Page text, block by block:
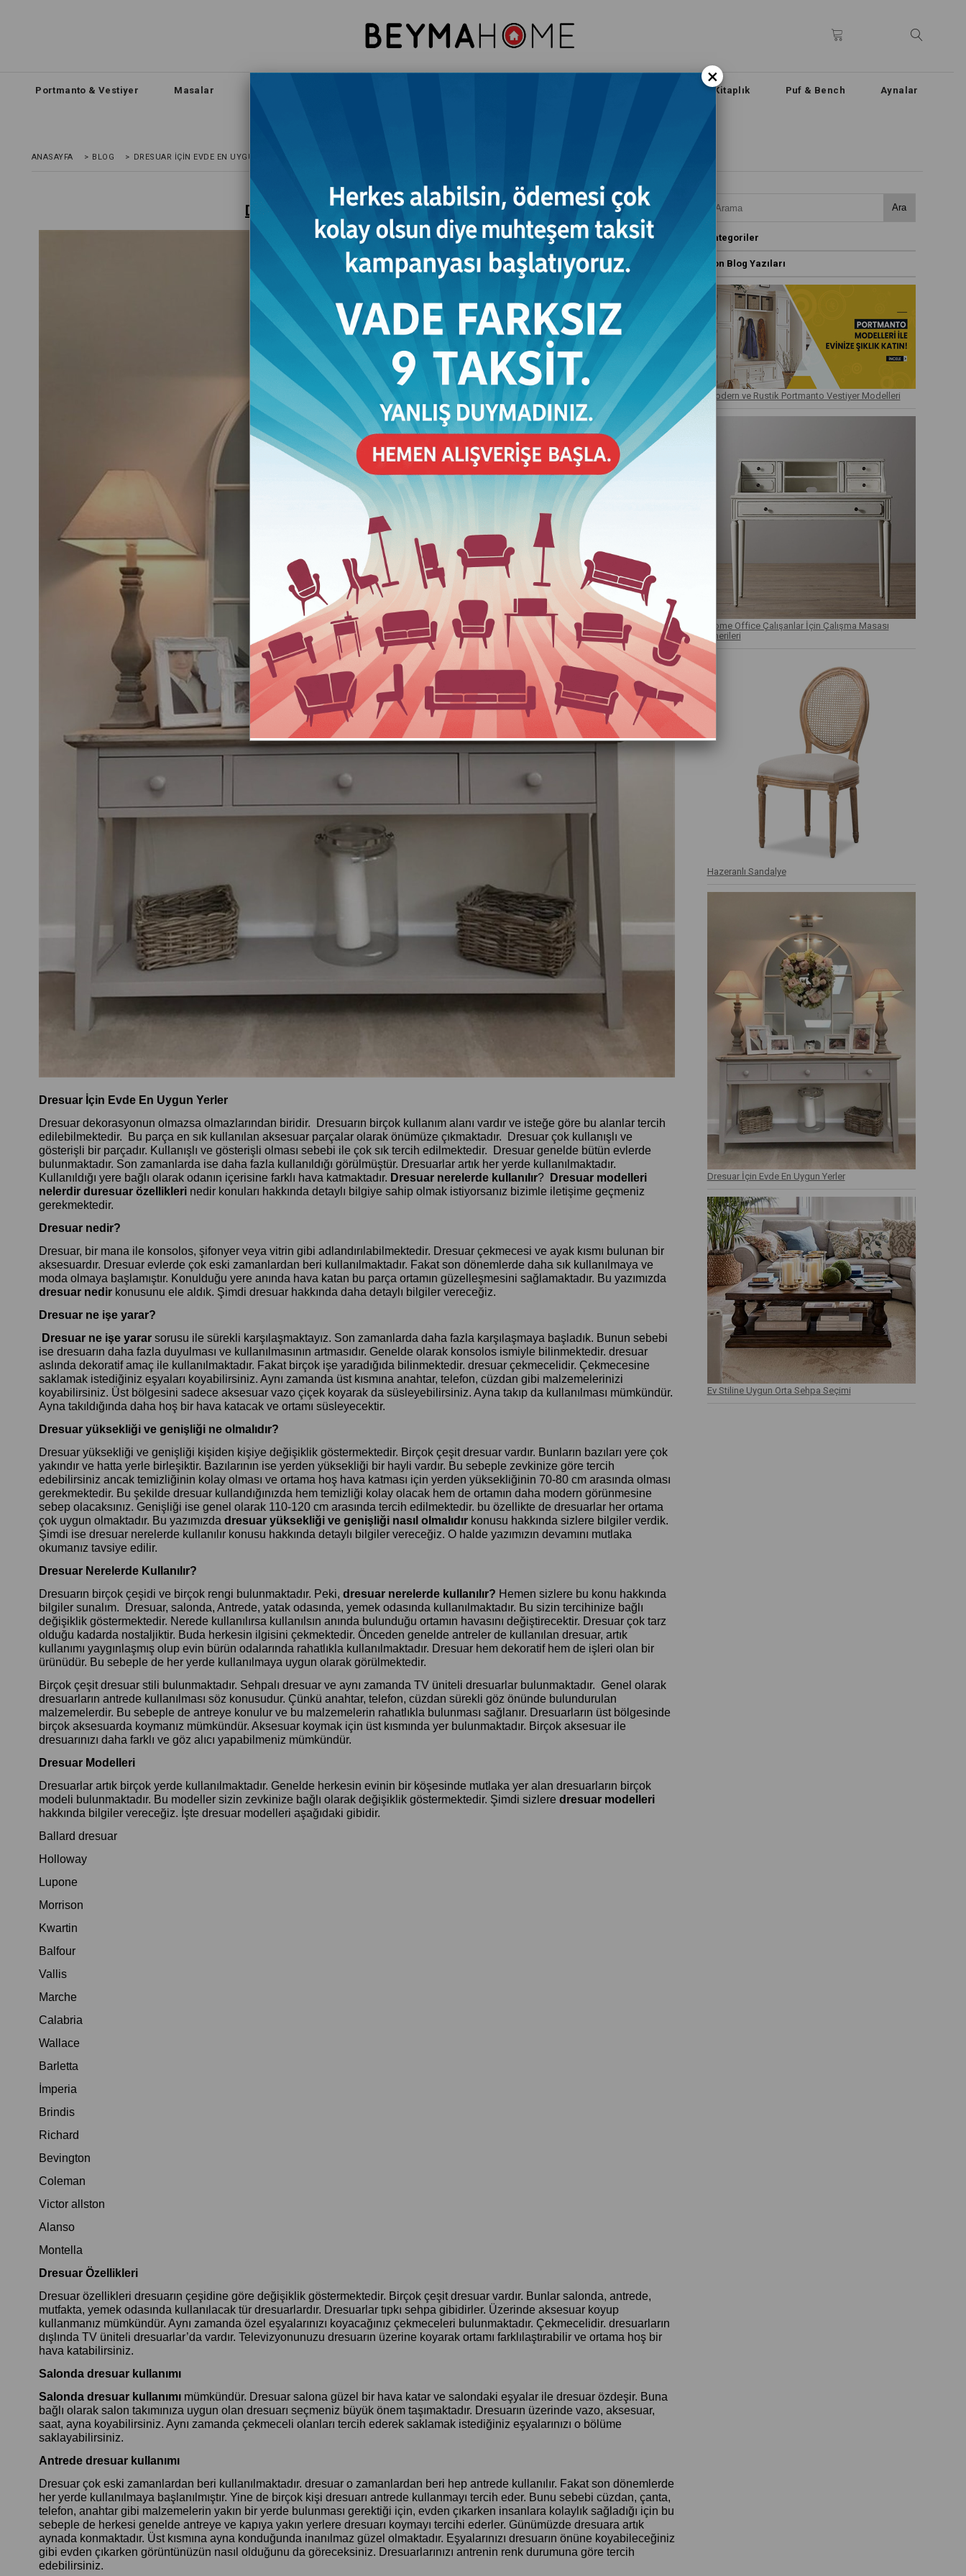
Portmanto & Vestiyer Masalar Kitaplık Puf & Bench Aynalar
ANASAYFA > BLOG > DRESUAR İÇIN EVDE EN UYGUN YERLER
Dresuar İçin Evde En Uygun Yerler
Dresuar İçin Evde En Uygun Yerler
Dresuar dekorasyonun olmazsa olmazlarından biridir. Dresuarın birçok kullanım alanı vardır ve isteğe göre bu alanlar tercih
edilebilmektedir. Bu parça en sık kullanılan aksesuar parçalar olarak önümüze çıkmaktadır. Dresuar çok kullanışlı ve
gösterişli bir parçadır. Kullanışlı ve gösterişli olması sebebi ile çok sık tercih edilmektedir. Dresuar genelde bütün evlerde
bulunmaktadır. Son zamanlarda ise daha fazla kullanıldığı görülmüştür. Dresuarlar artık her yerde kullanılmaktadır.
Kullanıldığı yere bağlı olarak odanın içerisine farklı hava katmaktadır. Dresuar nerelerde kullanılır?
Dresuar modelleri
nelerdir duresuar özelliklerinedir konuları hakkında detaylı bilgiye sahip olmak istiyorsanız bizimle iletişime geçmeniz
gerekmektedir.
Dresuar nedir?
Dresuar, bir mana ile konsolos, şifonyer veya vitrin gibi adlandırılabilmektedir. Dresuar çekmecesi ve ayak kısmı bulunan bir
aksesuardır. Dresuar evlerde çok eski zamanlardan beri kullanılmaktadır. Fakat son dönemlerde daha sık kullanılmaya ve
moda olmaya başlamıştır. Konulduğu yere anında hava katan bu parça ortamın güzelleşmesini sağlamaktadır. Bu yazımızda
dresuar nedirkonusunu ele aldık. Şimdi dresuar hakkında daha detaylı bilgiler vereceğiz.
Dresuar ne işe yarar?
Dresuar ne işe yararsorusu ile sürekli karşılaşmaktayız. Son zamanlarda daha fazla karşılaşmaya başladık. Bunun sebebi
ise dresuarın daha fazla duyulması ve kullanılmasının artmasıdır. Genelde olarak konsolos ismiyle bilinmektedir. dresuar
aslında dekoratif amaç ile kullanılmaktadır. Fakat birçok işe yaradığıda bilinmektedir. dresuar çekmecelidir. Çekmecesine
saklamak istediğiniz eşyaları koyabilirsiniz. Aynı zamanda üst kısmına anahtar, telefon, cüzdan gibi malzemelerinizi
koyabilirsiniz. Üst bölgesini sadece aksesuar vazo çiçek koyarak da süsleyebilirsiniz. Ayna takıp da kullanılması mümkündür.
Ayna takıldığında daha hoş bir hava katacak ve ortamı süsleyecektir.
Dresuar yüksekliği ve genişliği ne olmalıdır?
Dresuar yüksekliği ve genişliği kişiden kişiye değişiklik göstermektedir. Birçok çeşit dresuar vardır. Bunların bazıları yere çok
yakındır ve hatta yerle birleşiktir. Bazılarının ise yerden yüksekliği bir hayli vardır. Bu sebeple zevkinize göre tercih
edebilirsiniz ancak temizliğinin kolay olması ve ortama hoş hava katması için yerden yüksekliğinin 70-80 cm arasında olması
gerekmektedir. Bu şekilde dresuar kullandığınızda hem temizliği kolay olacak hem de ortamın daha modern görünmesine
sebep olacaksınız. Genişliği ise genel olarak 110-120 cm arasında tercih edilmektedir. bu özellikte de dresuarlar her ortama
çok uygun olmaktadır. Bu yazımızda dresuar yüksekliği ve genişliği nasıl olmalıdırkonusu hakkında sizlere bilgiler verdik.
Şimdi ise dresuar nerelerde kullanılır konusu hakkında detaylı bilgiler vereceğiz. O halde yazımızın devamını mutlaka
okumanız tavsiye edilir.
Dresuar Nerelerde Kullanılır?
Dresuarın birçok çeşidi ve birçok rengi bulunmaktadır. Peki, dresuar nerelerde kullanılır? Hemen sizlere bu konu hakkında
bilgiler sunalım. Dresuar, salonda, Antrede, yatak odasında, yemek odasında kullanılmaktadır. Bu sizin tercihinize bağlı
değişiklik göstermektedir. Nerede kullanılırsa kullanılsın anında bulunduğu ortamın havasını değiştirecektir. Dresuar çok tarz
olduğu kadarda nostaljiktir. Buda herkesin ilgisini çekmektedir. Önceden genelde antreler de kullanılan dresuar, artık
kullanımı yaygınlaşmış olup evin bürün odalarında rahatlıkla kullanılmaktadır. Dresuar hem dekoratif hem de işleri olan bir
ürünüdür. Bu sebeple de her yerde kullanılmaya uygun olarak görülmektedir.
Birçok çeşit dresuar stili bulunmaktadır. Sehpalı dresuar ve aynı zamanda TV üniteli dresuarlar bulunmaktadır. Genel olarak
dresuarların antrede kullanılması söz konusudur. Çünkü anahtar, telefon, cüzdan sürekli göz önünde bulundurulan
malzemelerdir. Bu sebeple de antreye konulur ve bu malzemelerin rahatlıkla bulunması sağlanır. Dresuarların üst bölgesinde
birçok aksesuarda koymanız mümkündür. Aksesuar koymak için üst kısmında yer bulunmaktadır. Birçok aksesuar ile
dresuarınızı daha farklı ve göz alıcı yapabilmeniz mümkündür.
Dresuar Modelleri
Dresuarlar artık birçok yerde kullanılmaktadır. Genelde herkesin evinin bir köşesinde mutlaka yer alan dresuarların birçok
modeli bulunmaktadır. Bu modeller sizin zevkinize bağlı olarak değişiklik göstermektedir. Şimdi sizlere dresuar modelleri
hakkında bilgiler vereceğiz. İşte dresuar modelleri aşağıdaki gibidir.
Ballard dresuar
Holloway
Lupone
Morrison
Kwartin
Balfour
Vallis
Marche
Calabria
Wallace
Barletta
İmperia
Brindis
Richard
Bevington
Coleman
Victor allston
Alanso
Montella
Dresuar Özellikleri
Dresuar özellikleri dresuarın çeşidine göre değişiklik göstermektedir. Birçok çeşit dresuar vardır. Bunlar salonda, antrede,
mutfakta, yemek odasında kullanılacak tür dresuarlardır. Dresuarlar tıpkı sehpa gibidirler. Üzerinde aksesuar koyup
kullanmanız mümkündür. Aynı zamanda özel eşyalarınızı koyacağınız çekmeceleri bulunmaktadır. Çekmecelidir. dresuarların
dışlında TV üniteli dresuarlar’da vardır. Televizyonunuzu dresuarın üzerine koyarak ortamı farklılaştırabilir ve ortama hoş bir
hava katabilirsiniz.
Salonda dresuar kullanımı
Salonda dresuar kullanımımümkündür. Dresuar salona güzel bir hava katar ve salondaki eşyalar ile dresuar özdeşir. Buna
bağlı olarak salon takımınıza uygun olan dresuarı seçmeniz büyük önem taşımaktadır. Dresuarın üzerinde vazo, aksesuar,
saat, ayna koyabilirsiniz. Aynı zamanda çekmeceli olanları tercih ederek saklamak istediğiniz eşyalarınızı o bölüme
saklayabilirsiniz.
Antrede dresuar kullanımı
Dresuar çok eski zamanlardan beri kullanılmaktadır. dresuar o zamanlardan beri hep antrede kullanılır. Fakat son dönemlerde
her yerde kullanılmaya başlanılmıştır. Yine de birçok kişi dresuarı antrede kullanmayı tercih eder. Bunu sebebi cüzdan, çanta,
telefon, anahtar gibi malzemelerin yakın bir yerde bulunması gerektiği için, evden çıkarken insanlara kolaylık sağladığı için bu
sebeple de herkesi genelde antreye ve kapıya yakın yerlere dresuarı koymayı tercihi ederler. Günümüzde dresuara artık
aynada konmaktadır. Üst kısmına ayna konduğunda inanılmaz güzel olmaktadır. Eşyalarınızı dresuarın önüne koyabileceğiniz
gibi evden çıkarken görüntünüzün nasıl olduğunu da göreceksiniz. Dresuarlarınızı antrenin renk durumuna göre tercih
edebilirsiniz.
Ara
Kategoriler
Son Blog Yazıları
Modern ve Rustik Portmanto Vestiyer Modelleri
Home Office Çalışanlar İçin Çalışma Masası
Önerileri
Hazeranlı Sandalye
Dresuar İçin Evde En Uygun Yerler
Ev Stiline Uygun Orta Sehpa Seçimi
×